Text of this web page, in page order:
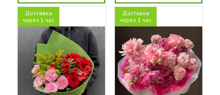
Доставка
через 1 час
Доставка
через 1 час